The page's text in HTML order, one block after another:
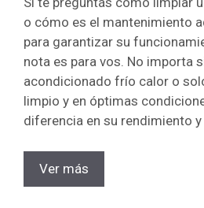
o cómo es el mantenimiento
para garantizar su
nota es para vos. No importa
acondicionado frío calor o
limpio y en óptimas
diferencia en su rendimiento
Ver más